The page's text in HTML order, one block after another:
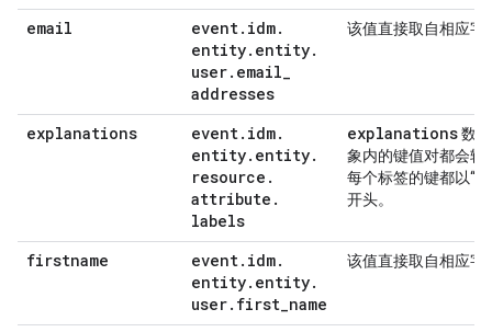
email event. idm.
entity. entity.
user. email_
addresses
该值直接取自相应字
explanations event. idm.
entity. entity.
resource .
attribute .
labels
explanations数
象内的键值对都会转
每个标签的键都以
开头。
firstname event. idm.
entity. entity.
user. first_name
该值直接取自相应字